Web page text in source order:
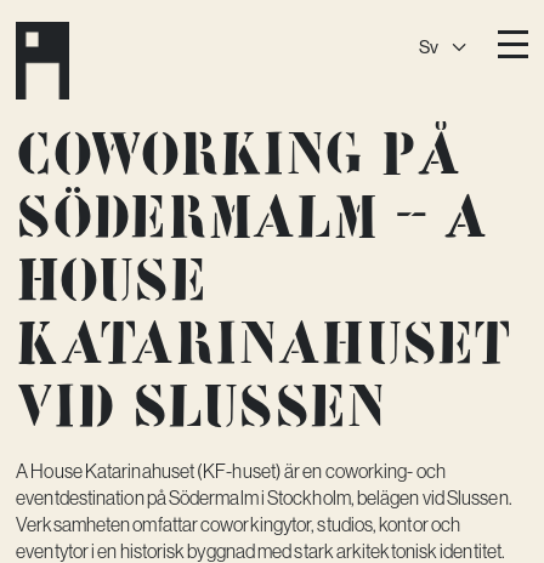
Sv
A HouseÖstermalm
A House Slaktis
A HouseSlussen
A HouseSickla
A House Hagastaden
Medlemskap
Community
Kreativ utveckling
Coworking på
Södermalm – A
House
Katarinahuset
vid Slussen
A House Katarinahuset (KF-huset) är en coworking- och
eventdestination på Södermalm i Stockholm, belägen vid Slussen.
Verksamheten omfattar coworkingytor, studios, kontor och
eventytor i en historisk byggnad med stark arkitektonisk identitet.